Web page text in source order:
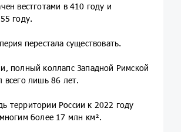
вестготами в 410 году и
году.
перестала существовать.
полный коллапс Западной Римской
всего лишь 86 лет.
территории России к 2022 году
более 17 млн км².